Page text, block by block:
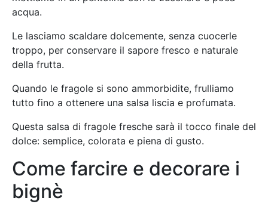
acqua.
Le lasciamo scaldare dolcemente, senza cuocerle
troppo, per conservare il sapore fresco e naturale
della frutta.
Quando le fragole si sono ammorbidite, frulliamo
tutto fino a ottenere una salsa liscia e profumata.
Questa salsa di fragole fresche sarà il tocco finale del
dolce: semplice, colorata e piena di gusto.
Come farcire e decorare i
bignè